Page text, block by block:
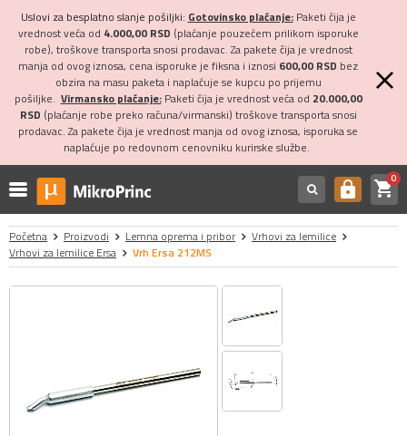
Uslovi za besplatno slanje pošiljki: Gotovinsko plaćanje:Paketi čija je
vrednost veća od 4.000,00 RSD (plaćanje pouzećem prilikom isporuke
robe), troškove transporta snosi prodavac. Za pakete čija je vrednost
manja od ovog iznosa, cena isporuke je fiksna i iznosi 600,00 RSD bez
obzira na masu paketa i naplaćuje se kupcu po prijemu
pošiljke. Virmansko plaćanje:Paketi čija je vrednost veća od 20.000,00
RSD (plaćanje robe preko računa/virmanski) troškove transporta snosi
prodavac. Za pakete čija je vrednost manja od ovog iznosa, isporuka se
naplaćuje po redovnom cenovniku kurirske službe.
https shopping_cart0
Početna Proizvodi Lemna oprema i pribor
Vrhovi za lemilice
Vrhovi za lemilice Ersa
Vrh Ersa 212MS